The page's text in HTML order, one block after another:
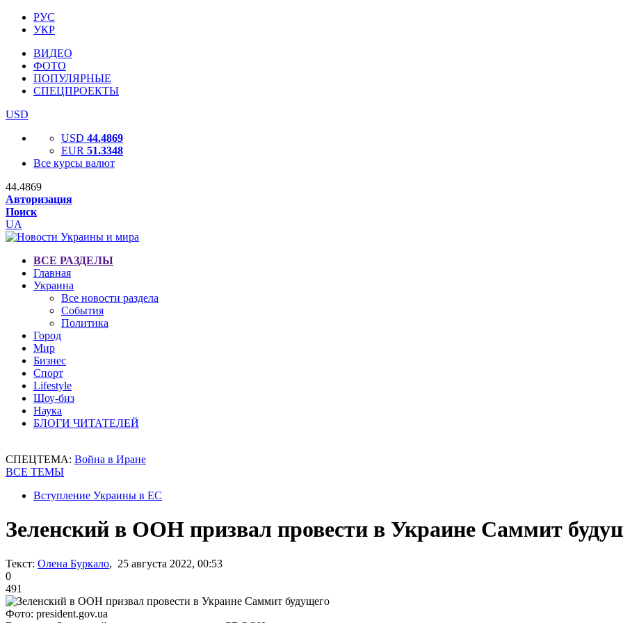
РУС
УКР
ВИДЕО
ФОТО
ПОПУЛЯРНЫЕ
СПЕЦПРОЕКТЫ
USD
USD 44.4869
EUR 51.3348
Все курсы валют
44.4869
Авторизация
Поиск
UA
ВСЕ РАЗДЕЛЫ
Главная
Украина
Все новости раздела
События
Политика
Город
Мир
Бизнес
Спорт
Lifestyle
Шоу-биз
Наука
БЛОГИ ЧИТАТЕЛЕЙ
СПЕЦТЕМА: Война в Иране
ВСЕ ТЕМЫ
Вступление Украины в ЕС
Зеленский в ООН призвал провести в Украине Саммит
Текст: Олена Буркало, 25 августа 2022, 00:53
0
491
Фото: president.gov.ua